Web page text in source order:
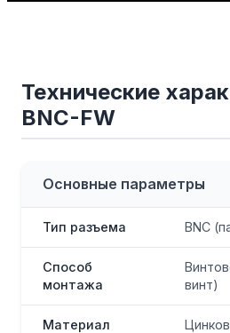
Технические
BNC-FW
Основные параметры
Тип разъема BNC
Способ
монтажа
винт)
Материал